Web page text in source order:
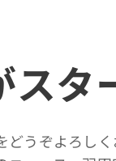
タ
うぞよろしく